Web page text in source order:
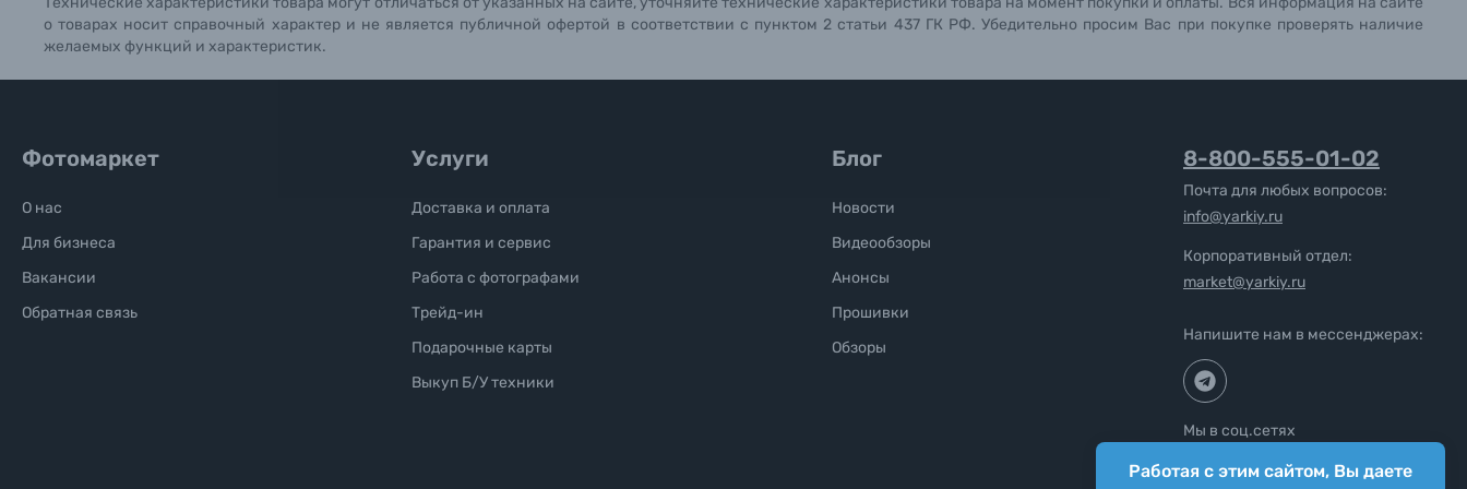
Б/У фототехника (Комиссионные товары)
о товарах носит справочный характер и не является публичной офертой в соответствии с пунктом 2 статьи 437 ГК РФ. Убедительно просим Вас при покупке проверять наличие
желаемых функций и характеристик.
Работая с этим сайтом, Вы даете
Фотомаркет
О нас
Для бизнеса
Вакансии
Обратная связь
Услуги
Доставка и оплата
Гарантия и сервис
Работа с фотографами
Трейд-ин
Подарочные карты
Выкуп Б/У техники
Блог
Новости
Видеообзоры
Анонсы
Прошивки
Обзоры
8-800-555-01-02
Почта для любых вопросов:
info@yarkiy.ru
Корпоративный отдел:
market@yarkiy.ru
Напишите нам в мессенджерах:
Мы в соц.сетях